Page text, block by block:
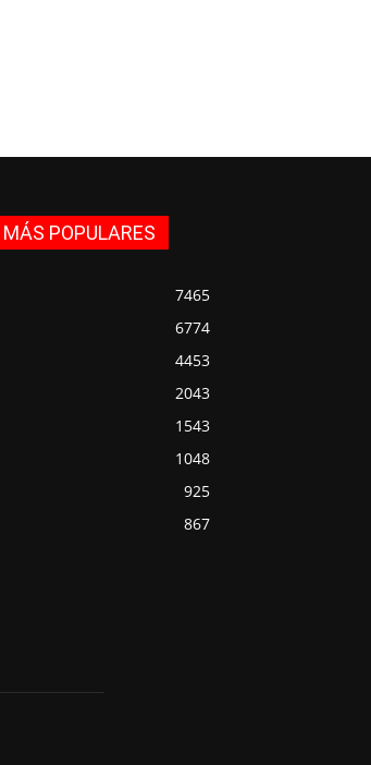
POPULARES
7465
6774
4453
2043
1543
1048
925
867